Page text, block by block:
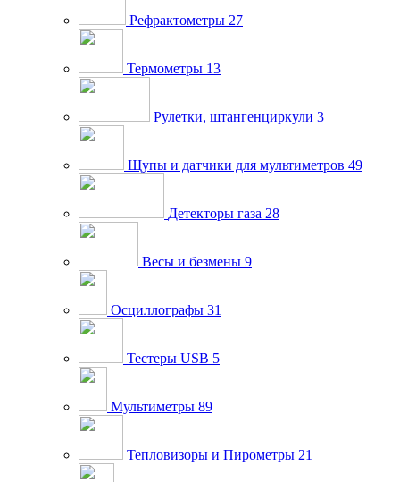
Рефрактометры 27
Термометры 13
Рулетки, штангенциркули 3
Щупы и датчики для мультиметров 49
Детекторы газа 28
Весы и безмены 9
Осциллографы 31
Тестеры USB 5
Мультиметры 89
Тепловизоры и Пирометры 21